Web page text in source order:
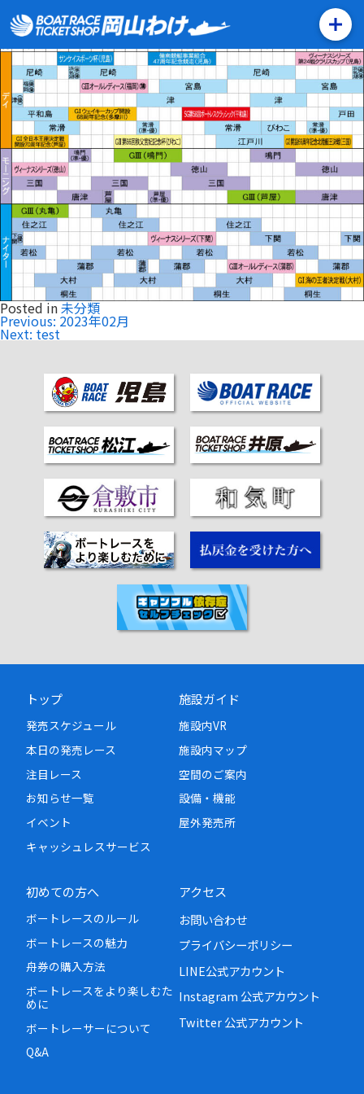
Posted on2022年12月9日bymalm_okayamawake
Posted in未分類
投
稿
ナ
Previous: 2023年02月
Next: test
トップ
発売スケジュール
本日の発売レース
注目レース
お知らせ一覧
イベント
キャッシュレスサービス
施設ガイド
施設内VR
施設内マップ
空間のご案内
設備・機能
屋外発売所
初めての方へ
ボートレースのルール
ボートレースの魅力
舟券の購入方法
ボートレースをより楽しむた
めに
ボートレーサーについて
Q&A
アクセス
お問い合わせ
プライバシーポリシー
LINE公式アカウント
Instagram 公式アカウント
Twitter 公式アカウント